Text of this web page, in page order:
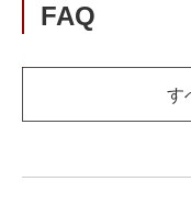
FAQ
す